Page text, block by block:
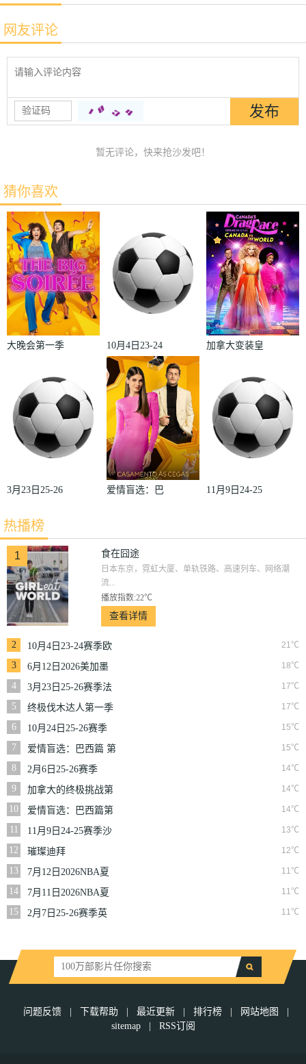
网友评论
暂无评论，快来抢沙发吧！
猜你喜欢
大晚会第一季
10月4日23-24
赛季欧冠小组
赛第2轮那不
勒斯VS皇家
马德里
加拿大变装皇
对阵世界
2022
3月23日25-26
轮雷恩VS梅
斯
爱情盲选：巴
11月9日24-25
利
热播榜
1 食在囧途
日本东京，霓虹大厦、单轨铁路、高速列车、网络潮
流...
播放指数:22℃
查看详情
2 21℃
10月4日23-24赛季欧
冠小组赛第2轮那不
勒斯VS皇家马德里
3 18℃
6月12日2026美加墨
世界杯小组赛韩国VS
捷克
4 17℃
3月23日25-26赛季法
甲第27轮雷恩VS梅斯
5 17℃
终极伐木达人第一季
6
15℃
10月24日25-26赛季
NBA常规赛掘金VS
勇士
7 15℃
爱情盲选：巴西篇 第
二季
8 14℃
2月6日25-26赛季
NBA常规赛篮网VS
魔术
9 14℃
加拿大的终极挑战第
一季
10 14℃
爱情盲选：巴西篇第
二季
11 13℃
11月9日24-25赛季沙
联第10轮利雅得体育
VS利雅得胜利
12 12℃
璀璨迪拜
13
11℃
7月12日2026NBA夏
季联赛尼克斯VS马刺
14 11℃
7月11日2026NBA夏
季联赛公牛VS灰熊
15 11℃
2月7日25-26赛季英
问题反馈 下载帮助 最近更新 排行榜 网站地图
sitemap
RSS订阅